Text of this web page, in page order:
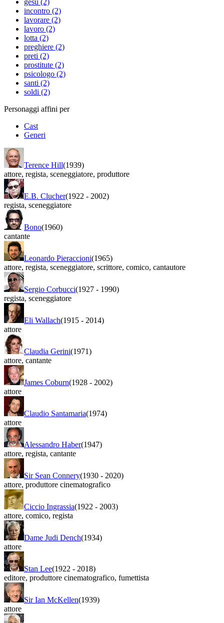
incontro (2)
lavorare (2)
lavoro (2)
lotta (2)
preghiere (2)
preti (2)
prostitute (2)
psicologo (2)
santi (2)
soldi (2)
Personaggi affini per
Cast
Generi
Terence Hill(1939)
attore, regista, sceneggiatore, produttore
E.B. Clucher(1922 - 2002)
regista, sceneggiatore
Bono(1960)
cantante
Leonardo Pieraccioni(1965)
attore, regista, sceneggiatore, scrittore, comico, cantautore
Sergio Corbucci(1927 - 1990)
regista, sceneggiatore
Eli Wallach(1915 - 2014)
attore
Claudia Gerini(1971)
attore, cantante
James Coburn(1928 - 2002)
attore
Claudio Santamaria(1974)
attore
Alessandro Haber(1947)
attore, regista, cantante
Sir Sean Connery(1930 - 2020)
attore, produttore cinematografico
Ciccio Ingrassia(1922 - 2003)
attore, comico, regista
Dame Judi Dench(1934)
attore
Stan Lee(1922 - 2018)
editore, produttore cinematografico, fumettista
Sir Ian McKellen(1939)
attore